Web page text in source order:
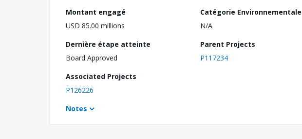
Montant engagé
USD 85.00 millions
Catégorie Environnementale
N/A
Dernière étape atteinte
Board Approved
Parent Projects
P117234
Associated Projects
P126226
Notes